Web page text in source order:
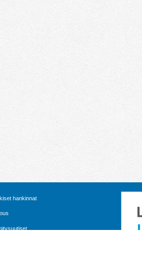
hankinnat